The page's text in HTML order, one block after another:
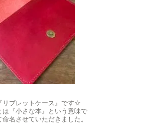
リブレットケース』です☆
『小さな本』という意味で
名させていただきました。